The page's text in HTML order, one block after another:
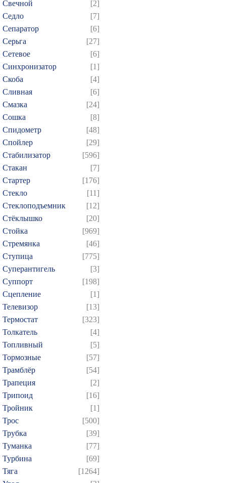
Свечной
[2]
Седло
[7]
Сепаратор
[6]
Серьга
[27]
Сетевое
[6]
Синхронизатор
[1]
Скоба
[4]
Сливная
[6]
Смазка
[24]
Сошка
[8]
Спидометр
[48]
Спойлер
[29]
Стабилизатор
[596]
Стакан
[7]
Стартер
[176]
Стекло
[11]
Стеклоподъемник
[12]
Стёклышко
[20]
Стойка
[969]
Стремянка
[46]
Ступица
[775]
Суперантигель
[3]
Суппорт
[198]
Сцепление
[1]
Телевизор
[13]
Термостат
[323]
Толкатель
[4]
Топливный
[5]
Тормозные
[57]
Трамблёр
[54]
Трапеция
[2]
Трипоид
[16]
Тройник
[1]
Трос
[500]
Трубка
[39]
Туманка
[77]
Турбина
[69]
Тяга
[1264]